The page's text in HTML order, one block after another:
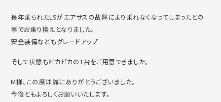
長年乗られたLSがエアサスの故障により乗れなくなってしまったとの
事でお乗り換えとなりました。
安全装備などもグレードアップ
そして状態もビカビカの1台をご用意できました。
M様、この度は誠にありがとうございました。
今後ともよろしくお願いいたします。